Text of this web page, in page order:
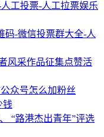
工投票-人工拉票娱乐
码-微信投票群大全-人
风采作品征集点赞活
众号怎么加粉丝
钱
“路港杰出青年”评选